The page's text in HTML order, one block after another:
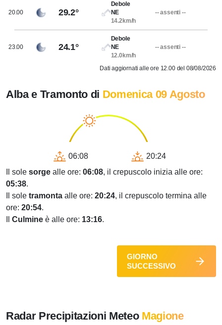
20.00 29.2°
Debole
NE
14.2km/h
-- assenti --
23.00 24.1°
Debole
NE
12.0km/h
-- assenti --
Dati aggiornati alle ore 12.00 del 08/08/2026
Alba e Tramonto di Domenica 09 Agosto
06:08
20:24
Il sole sorge alle ore: 06:08, il crepuscolo inizia alle ore:
05:38.
Il sole tramonta alle ore: 20:24, il crepuscolo termina alle
ore: 20:54.
Culmine è alle ore: 13:16.
GIORNO
SUCCESSIVO
Radar Precipitazioni Meteo Magione